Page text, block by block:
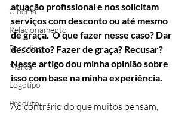
Cinema
Relacionamento
Branding
Marca
Logotipo
Produto
atuação profissional e nos solicitam
serviços com desconto ou até mesmo
de graça.  O que fazer nesse caso? Dar
desconto? Fazer de graça? Recusar?
Nesse artigo dou minha opinião sobre
isso com base na minha experiência.
Ao contrário do que muitos pensam,